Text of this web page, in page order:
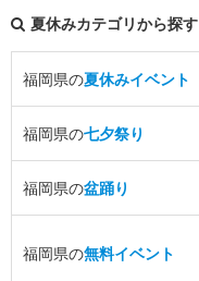
夏休みカテゴリから探す
福岡県の夏休みイベント
福岡県の七夕祭り
福岡県の盆踊り
福岡県の無料イベント